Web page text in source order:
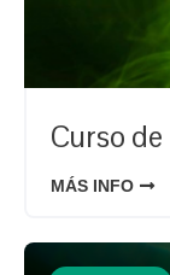
Curso
MÁS INFO